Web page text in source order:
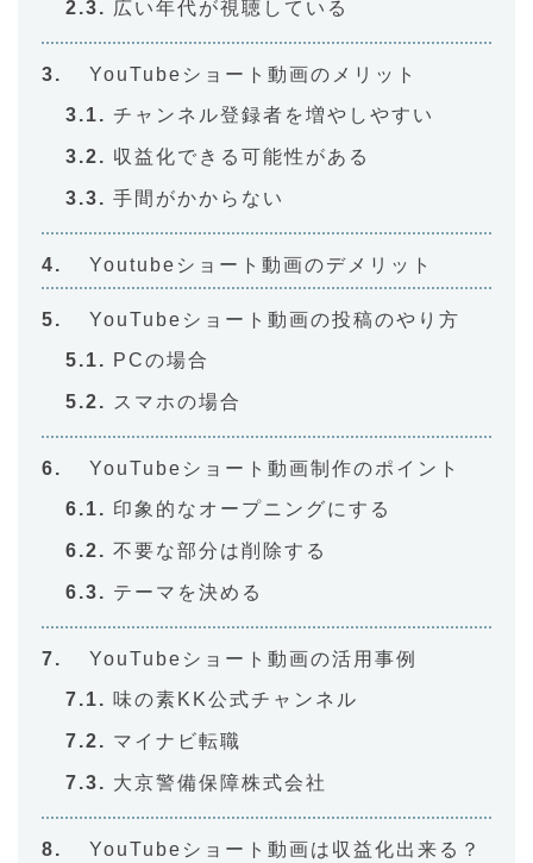
広い年代が視聴している
YouTubeショート動画のメリット
チャンネル登録者を増やしやすい
収益化できる可能性がある
手間がかからない
Youtubeショート動画のデメリット
YouTubeショート動画の投稿のやり方
PCの場合
スマホの場合
YouTubeショート動画制作のポイント
印象的なオープニングにする
不要な部分は削除する
テーマを決める
YouTubeショート動画の活用事例
味の素KK公式チャンネル
マイナビ転職
大京警備保障株式会社
YouTubeショート動画は収益化出来る？